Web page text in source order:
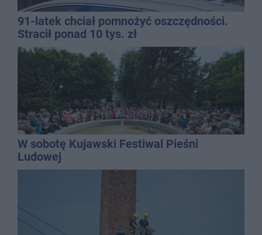
91-latek chciał pomnożyć oszczędności.
Stracił ponad 10 tys. zł
W sobotę Kujawski Festiwal Pieśni
Ludowej